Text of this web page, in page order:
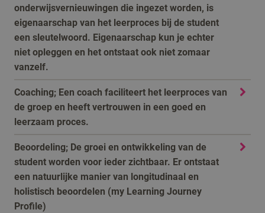
onderwijsvernieuwingen die ingezet worden, is
eigenaarschap van het leerproces bij de student
een sleutelwoord. Eigenaarschap kun je echter
niet opleggen en het ontstaat ook niet zomaar
vanzelf.
Coaching; Een coach faciliteert het leerproces van
de groep en heeft vertrouwen in een goed en
leerzaam proces.
Beoordeling; De groei en ontwikkeling van de
student worden voor ieder zichtbaar. Er ontstaat
een natuurlijke manier van longitudinaal en
holistisch beoordelen (my Learning Journey
Profile)